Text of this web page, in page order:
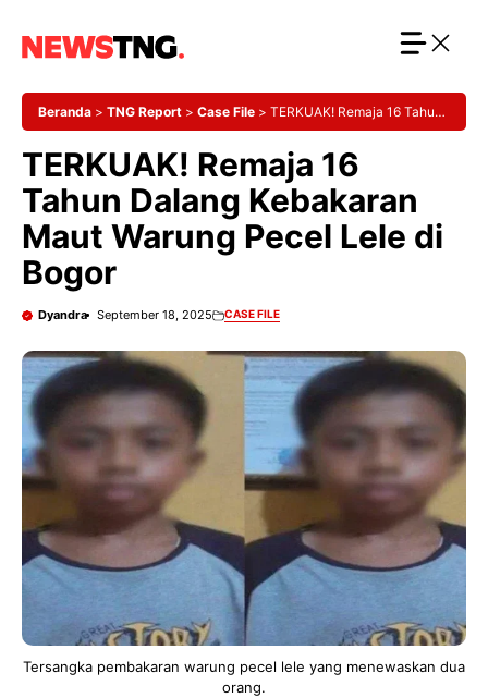
Beranda > TNG Report > Case File > TERKUAK! Remaja 16 Tahun
TERKUAK! Remaja 16
Tahun Dalang Kebakaran
Maut Warung Pecel Lele di
Bogor
Dyandra September 18, 2025 CASE FILE
Tersangka pembakaran warung pecel lele yang menewaskan dua
orang.